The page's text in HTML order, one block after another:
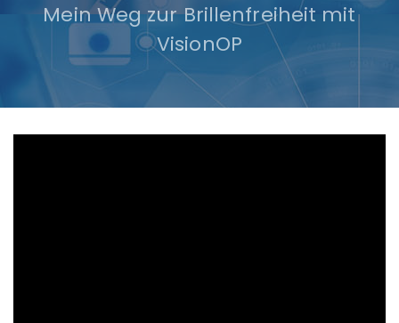
Mein Weg zur Brillenfreiheit mit
VisionOP